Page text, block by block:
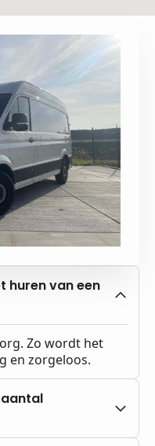
huren van een
Zo wordt het
en zorgeloos.